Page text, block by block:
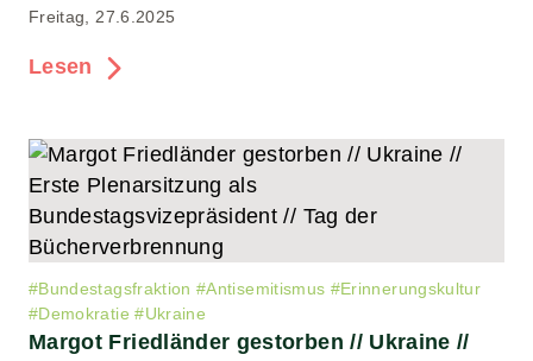
Freitag, 27.6.2025
Lesen
#Bundestagsfraktion #Antisemitismus #Erinnerungskultur
#Demokratie #Ukraine
Margot Friedländer gestorben // Ukraine //